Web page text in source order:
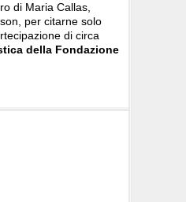
di Maria Callas,
per citarne solo
di circa
della Fondazione